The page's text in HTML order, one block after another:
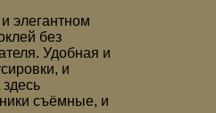
элегантном
без
Удобная и
и
съёмные, и